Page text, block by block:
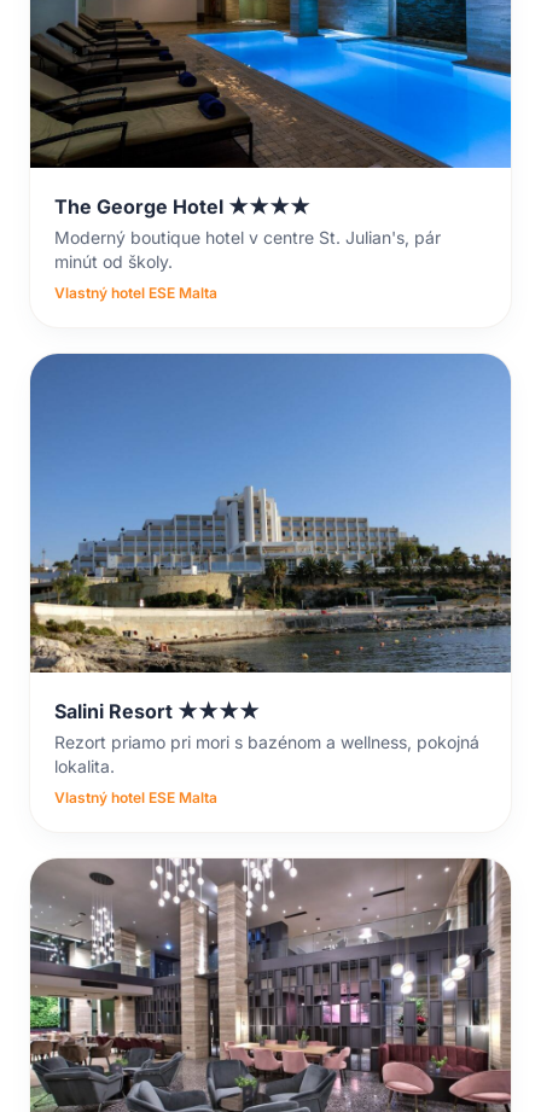
The George Hotel ★★★★
Moderný boutique hotel v centre St. Julian's, pár
minút od školy.
Vlastný hotel ESE Malta
Salini Resort ★★★★
Rezort priamo pri mori s bazénom a wellness, pokojná
lokalita.
Vlastný hotel ESE Malta